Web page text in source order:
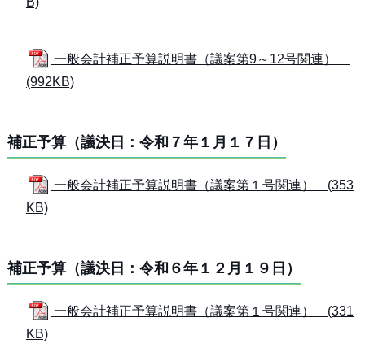
一般会計補正予算説明書（議案第9～12号関連）
(992KB)
補正予算（議決日：令和７年１月１７日）
一般会計補正予算説明書（議案第１号関連） (353
KB)
補正予算（議決日：令和６年１２月１９日）
一般会計補正予算説明書（議案第１号関連） (331
KB)